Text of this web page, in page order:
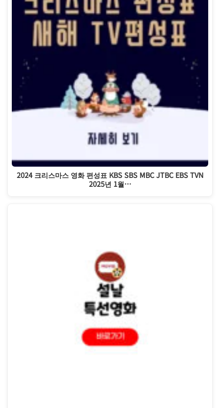
2024 크리스마스 영화 편성표 KBS SBS MBC JTBC EBS TVN
2025년 1월…